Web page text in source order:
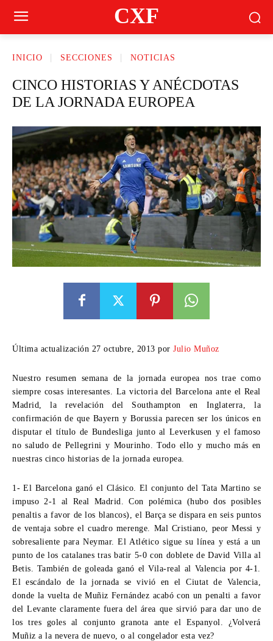
CXF
INICIO SECCIONES NOTICIAS
CINCO HISTORIAS Y ANÉCDOTAS
DE LA JORNADA EUROPEA
Última actualización 27 octubre, 2013 por Julio Muñoz
Nuestro resumen semana de la jornada europea nos trae como
siempre cosas interesantes. La victoria del Barcelona ante el Real
Madrid, la revelación del Southampton en Inglaterra, la
confirmación de que Bayern y Borussia parecen ser los únicos en
disputar el título de Bundesliga junto al Leverkusen y el famoso
no saludo de Pellegrini y Mourinho. Todo ello y mucho más en
nuestras cinco historias de la jornada europea.
1- El Barcelona ganó el Clásico.
El conjunto del Tata Martino se
impuso 2-1 al Real Madrid. Con polémica (hubo dos posibles
penaltis a favor de los blancos), el Barça se dispara en seis puntos
de ventaja sobre el cuadro merenge. Mal Cristiano, peor Messi y
sobresaliente para Neymar. El Atlético sigue su línea y está a un
punto de los catalanes tras batir 5-0 con doblete de David Villa al
Betis. También de goleada ganó el Vila-real al Valencia por 4-1.
El escándalo de la jornada se vivió en el Ciutat de Valencia,
donde la vuelta de Muñiz Fernández acabó con un penalti a favor
del Levante claramente fuera del área que sirvió para dar uno de
los tres goles al conjunto granota ante el Espanyol. ¿Volverá
Muñiz a la nevera de nuevo, o al congelador esta vez?